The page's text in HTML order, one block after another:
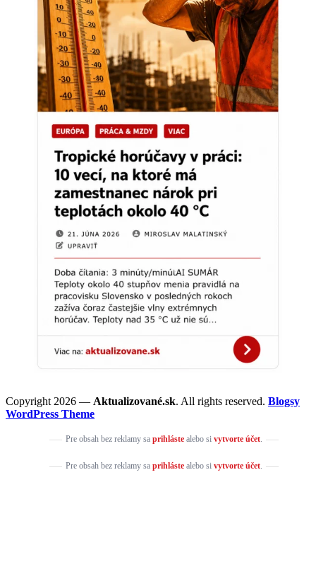
Copyright 2026 — Aktualizované.sk. All rights reserved. Blogsy
WordPress Theme
Pre obsah bez reklamy sa prihlástealebo si vytvorte účet.